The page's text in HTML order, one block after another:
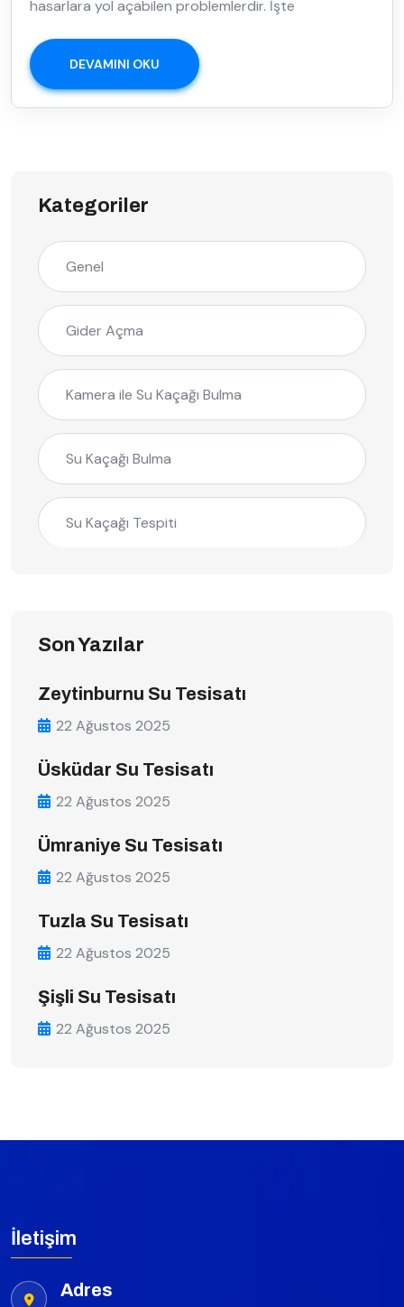
hasarlara yol açabilen problemlerdir. İşte
DEVAMINI OKU
Kategoriler
Genel
Gider Açma
Kamera ile Su Kaçağı Bulma
Su Kaçağı Bulma
Su Kaçağı Tespiti
Son Yazılar
Zeytinburnu Su Tesisatı
22 Ağustos 2025
Üsküdar Su Tesisatı
22 Ağustos 2025
Ümraniye Su Tesisatı
22 Ağustos 2025
Tuzla Su Tesisatı
22 Ağustos 2025
Şişli Su Tesisatı
22 Ağustos 2025
İletişim
Adres